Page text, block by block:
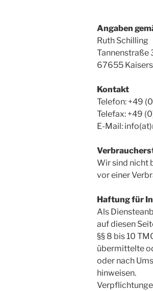
Angaben
Ruth Schilling
Tannenstraße
67655
Kontakt
Telefon: +49
Telefax: +49
E-Mail:
Wir sind nicht
vor einer
Haftung für
Als
auf diesen
§§ 8 bis 10
übermittelte
oder nach
hinweisen.